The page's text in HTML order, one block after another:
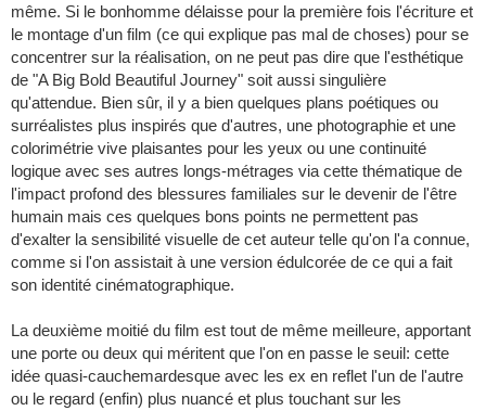
même. Si le bonhomme délaisse pour la première fois l'écriture et
le montage d'un film (ce qui explique pas mal de choses) pour se
concentrer sur la réalisation, on ne peut pas dire que l'esthétique
de "A Big Bold Beautiful Journey" soit aussi singulière
qu'attendue. Bien sûr, il y a bien quelques plans poétiques ou
surréalistes plus inspirés que d'autres, une photographie et une
colorimétrie vive plaisantes pour les yeux ou une continuité
logique avec ses autres longs-métrages via cette thématique de
l'impact profond des blessures familiales sur le devenir de l'être
humain mais ces quelques bons points ne permettent pas
d'exalter la sensibilité visuelle de cet auteur telle qu'on l'a connue,
comme si l'on assistait à une version édulcorée de ce qui a fait
son identité cinématographique.
La deuxième moitié du film est tout de même meilleure, apportant
une porte ou deux qui méritent que l'on en passe le seuil: cette
idée quasi-cauchemardesque avec les ex en reflet l'un de l'autre
ou le regard (enfin) plus nuancé et plus touchant sur les